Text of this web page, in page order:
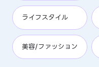
ライフスタイル
美容/ファッション